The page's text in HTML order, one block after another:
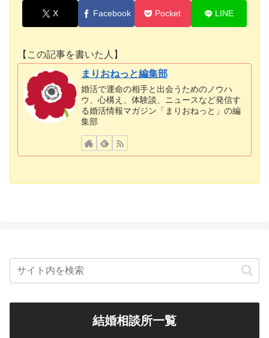
X Facebook Pocket LINE
【この記事を書いた人】
まりおねっと編集部
婚活で運命の相手と出会うためのノウハ
ウ、心構え、体験談、ニュースなど発信す
る婚活情報マガジン「まりおねっと」の編
集部
結婚相談所一覧